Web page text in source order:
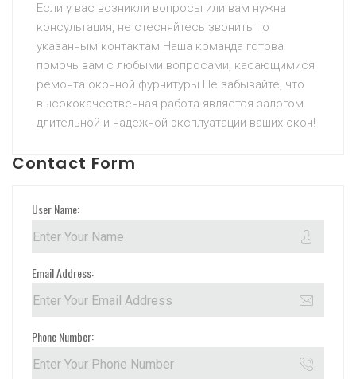
Если у вас возникли вопросы или вам нужна
консультация, не стесняйтесь звонить по
указанным контактам Наша команда готова
помочь вам с любыми вопросами, касающимися
ремонта оконной фурнитуры Не забывайте, что
высококачественная работа является залогом
длительной и надежной эксплуатации ваших окон!
Contact Form
User Name:
Email Address:
Phone Number: